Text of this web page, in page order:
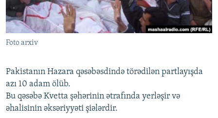
İNFOQRAFIKA
KARIKATURA
AZƏRBAYCAN ƏDƏBIYYATI KITABXANASI
İSLAM VƏ DEMOKRATIYA
İZ - MƏDƏNIYYƏT PROQRAMI
MISSIYAMIZ
PEŞƏ ETIKASI VƏ JURNALISTIKA STANDARTLARIMIZ
MATERIALLARIMIZDAN ISTIFADƏ
BIZIMLƏ ƏLAQƏ
XƏBƏR BÜLLETENLƏRIMIZ
BIZI IZLƏ
Foto arxiv
Pakistanın Hazara qəsəbəsdində törədilən partlayışda
azı 10 adam ölüb.
Bu qəsəbə Kvetta şəhərinin ətrafında yerləşir və
əhalisinin əksəriyyəti şiələrdir.